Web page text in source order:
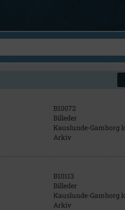
B10072
Billeder
Kauslunde-Gamborg
Arkiv
B10113
Billeder
Kauslunde-Gamborg
Arkiv